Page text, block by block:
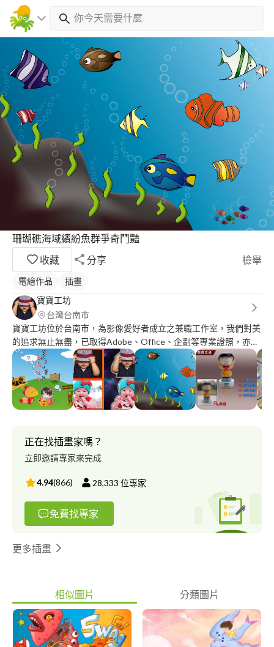
珊瑚礁海域繽紛魚群爭奇鬥豔
收藏
分享 檢舉
電繪作品
插畫
寶寶工坊
台灣台南市
寶寶工坊位於台南市，為影像愛好者成立之兼職工作室，我們對美
的追求無止無盡，已取得Adobe、Office、企劃等專業證照，亦有
多年攝影及參展經驗，為客戶提供品質扛扛之影像優化方案： (一)
圖片處理 ※提供案件試作(不收費，惟可能加上寶寶工坊浮水印)
1、修圖去背服務 為您的影像後製修補、優化(如雜點處理、合成、
調色、尺寸、文字、陰影、柔膚等)、去背(邊緣平滑及空洞數決定
複雜度)等。 2、Ai電繪排版設計 圖案及排版設計案件(有明確定稿
http://cargocollective.com/TENGSTUDIO (二)影片後製剪輯 請提
供或指定明確素材(影片、圖片、音樂)，並提出必須保留之片段(不
用如同業要求明確時間)，如需特效、加字也請提出您的具體需求
或樣式要求。 ※注意事項： 1、參考價位： (1)圖片處理：修圖去
背約20-100NTD，設計、文案及拍攝因案而定(數量、時間及交通
決定)。 (2)影片後製剪輯：純剪接原片每10分100(最低10分，案件
單純可另議價，可配合全部套用一種簡單轉場)，加字每分10元(聽
打成文字檔或文字檔加入影片字幕)，其他另議。 2、聯絡方式：
line(以手機號碼0*********加入－推薦！)、********
(ID:*********)、手機、e-mail(or***@***oo.com.tw)
正在找插畫家嗎？
立即邀請專家來完成
4.94(866) 28,333 位專家
免費找專家
更多插畫
相似圖片 分類圖片